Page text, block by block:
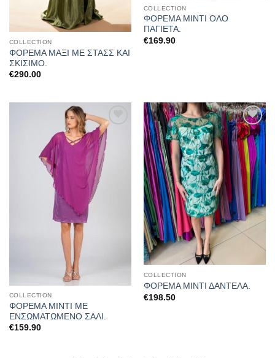
COLLECTION
ΦΟΡΕΜΑ ΜΑΞΙ ΜΕ ΣΤΑΣΣ ΚΑΙ
ΣΚΙΣΙΜΟ.
€290.00
COLLECTION
ΦΟΡΕΜΑ ΜΙΝΤΙ ΟΛΟ
ΠΑΓΙΕΤΑ.
€169.90
Προσθήκη
στα
αγαπημένα
COLLECTION
ΦΟΡΕΜΑ ΜΙΝΤΙ ΜΕ
ΕΝΣΩΜΑΤΩΜΕΝΟ ΣΑΛΙ.
€159.90
Προσθήκη
στα
αγαπημένα
COLLECTION
ΦΟΡΕΜΑ ΜΙΝΤΙ ΔΑΝΤΕΛΑ.
€198.50